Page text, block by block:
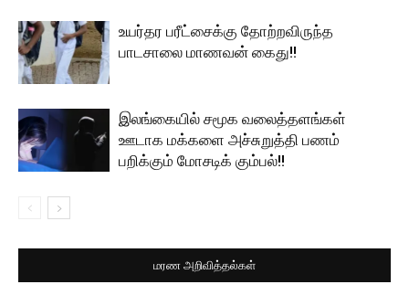
உயர்தர பரீட்சைக்கு தோற்றவிருந்த
பாடசாலை மாணவன் கைது!!
இலங்கையில் சமூக வலைத்தளங்கள்
ஊடாக மக்களை அச்சுறுத்தி பணம்
பறிக்கும் மோசடிக் கும்பல்!!
மரண அறிவித்தல்கள்